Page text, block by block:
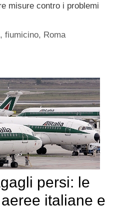
misure contro i problemi
,fiumicino, Roma
persi: le
italiane e